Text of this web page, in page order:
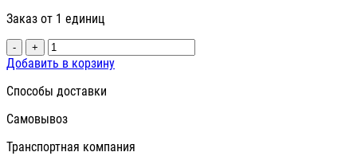
Заказ от 1 единиц
- +
Добавить в корзину
Способы доставки
Самовывоз
Транспортная компания